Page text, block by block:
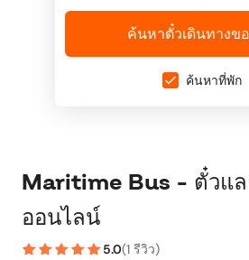
ค้นหาตั๋วเดินทางข
ค้นหาที่พัก
Maritime Bus - ตั๋วแล
ออนไลน์
5.0(1 รีวิว)